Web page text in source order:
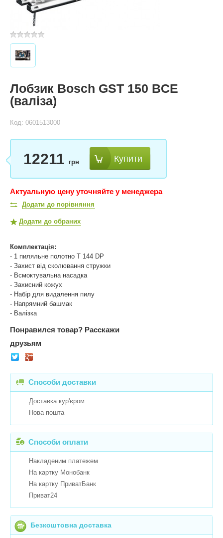
Лобзик Bosch GST 150 BCE
(валіза)
Код: 0601513000
12211 грн Купити
Актуальную цену уточняйте у менеджера
Додати до порівняння
Додати до обраних
Комплектація:
- 1 пиляльне полотно T 144 DP
- Захист від сколювання стружки
- Всмоктувальна насадка
- Захисний кожух
- Набір для видалення пилу
- Напрямний башмак
- Валізка
Понравился товар? Расскажи
друзьям
Способи доставки
Доставка кур'єром
Нова пошта
Способи оплати
Накладеним платежем
На картку Монобанк
На картку ПриватБанк
Приват24
Безкоштовна доставка